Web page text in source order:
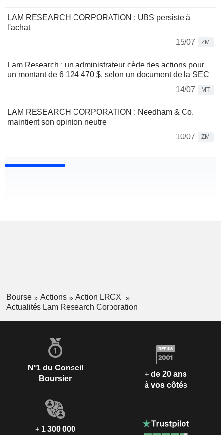
LAM RESEARCH CORPORATION : UBS persiste à
l'achat
15/07
ZM
Lam Research : un administrateur cède des actions pour
un montant de 6 124 470 $, selon un document de la SEC
14/07
MT
LAM RESEARCH CORPORATION : Needham & Co.
maintient son opinion neutre
10/07
ZM
Bourse Actions
Action LRCX
Actualités Lam Research Corporation
N°1 du Conseil
Boursier
+ de 20 ans
à vos côtés
+ 1 300 000